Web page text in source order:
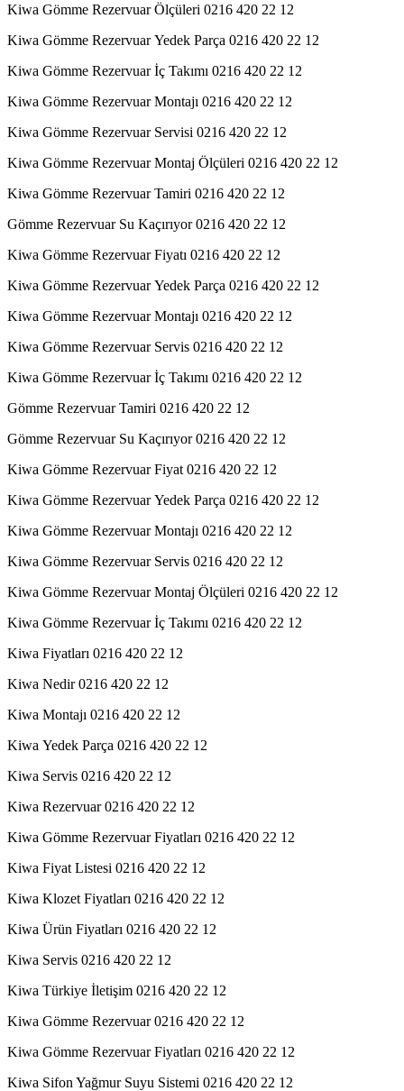
Kiwa Gömme Rezervuar Ölçüleri 0216 420 22 12
Kiwa Gömme Rezervuar Yedek Parça 0216 420 22 12
Kiwa Gömme Rezervuar İç Takımı 0216 420 22 12
Kiwa Gömme Rezervuar Montajı 0216 420 22 12
Kiwa Gömme Rezervuar Servisi 0216 420 22 12
Kiwa Gömme Rezervuar Montaj Ölçüleri 0216 420 22 12
Kiwa Gömme Rezervuar Tamiri 0216 420 22 12
Gömme Rezervuar Su Kaçırıyor 0216 420 22 12
Kiwa Gömme Rezervuar Fiyatı 0216 420 22 12
Kiwa Gömme Rezervuar Yedek Parça 0216 420 22 12
Kiwa Gömme Rezervuar Montajı 0216 420 22 12
Kiwa Gömme Rezervuar Servis 0216 420 22 12
Kiwa Gömme Rezervuar İç Takımı 0216 420 22 12
Gömme Rezervuar Tamiri 0216 420 22 12
Gömme Rezervuar Su Kaçırıyor 0216 420 22 12
Kiwa Gömme Rezervuar Fiyat 0216 420 22 12
Kiwa Gömme Rezervuar Yedek Parça 0216 420 22 12
Kiwa Gömme Rezervuar Montajı 0216 420 22 12
Kiwa Gömme Rezervuar Servis 0216 420 22 12
Kiwa Gömme Rezervuar Montaj Ölçüleri 0216 420 22 12
Kiwa Gömme Rezervuar İç Takımı 0216 420 22 12
Kiwa Fiyatları 0216 420 22 12
Kiwa Nedir 0216 420 22 12
Kiwa Montajı 0216 420 22 12
Kiwa Yedek Parça 0216 420 22 12
Kiwa Servis 0216 420 22 12
Kiwa Rezervuar 0216 420 22 12
Kiwa Gömme Rezervuar Fiyatları 0216 420 22 12
Kiwa Fiyat Listesi 0216 420 22 12
Kiwa Klozet Fiyatları 0216 420 22 12
Kiwa Ürün Fiyatları 0216 420 22 12
Kiwa Servis 0216 420 22 12
Kiwa Türkiye İletişim 0216 420 22 12
Kiwa Gömme Rezervuar 0216 420 22 12
Kiwa Gömme Rezervuar Fiyatları 0216 420 22 12
Kiwa Sifon Yağmur Suyu Sistemi 0216 420 22 12